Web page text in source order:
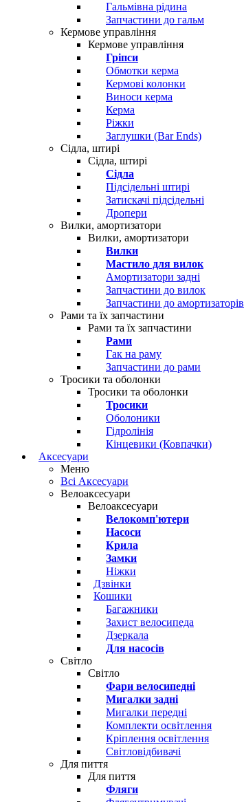
Гальмівна рідина
Запчастини до гальм
Кермове управління
Кермове управління
Гріпси
Обмотки керма
Кермові колонки
Виноси керма
Керма
Ріжки
Заглушки (Bar Ends)
Сідла, штирі
Сідла, штирі
Сідла
Підсідельні штирі
Затискачі підсідельні
Дропери
Вилки, амортизатори
Вилки, амортизатори
Вилки
Мастило для вилок
Амортизатори задні
Запчастини до вилок
Запчастини до амортизаторів
Рами та їх запчастини
Рами та їх запчастини
Рами
Гак на раму
Запчастини до рами
Тросики та оболонки
Тросики та оболонки
Тросики
Оболоники
Гідролінія
Кінцевики (Ковпачки)
Аксесуари
Меню
Всі Аксесуари
Велоаксесуари
Велоаксесуари
Велокомп'ютери
Насоси
Крила
Замки
Ніжки
Дзвінки
Кошики
Багажники
Захист велосипеда
Дзеркала
Для насосів
Світло
Світло
Фари велосипедні
Мигалки задні
Мигалки передні
Комплекти освітлення
Кріплення освітлення
Світловідбивачі
Для пиття
Для пиття
Фляги